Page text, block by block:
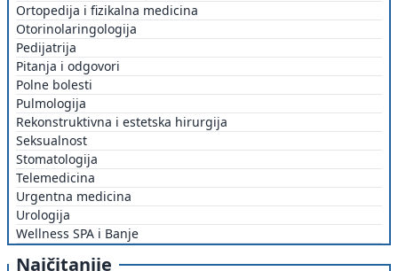
Ortopedija i fizikalna medicina
Otorinolaringologija
Pedijatrija
Pitanja i odgovori
Polne bolesti
Pulmologija
Rekonstruktivna i estetska hirurgija
Seksualnost
Stomatologija
Telemedicina
Urgentna medicina
Urologija
Wellness SPA i Banje
Najčitanije